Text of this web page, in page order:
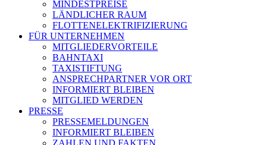
MINDESTPREISE
LÄNDLICHER RAUM
FLOTTENELEKTRIFIZIERUNG
FÜR UNTERNEHMEN
MITGLIEDERVORTEILE
BAHNTAXI
TAXISTIFTUNG
ANSPRECHPARTNER VOR ORT
INFORMIERT BLEIBEN
MITGLIED WERDEN
PRESSE
PRESSEMELDUNGEN
INFORMIERT BLEIBEN
ZAHLEN UND FAKTEN